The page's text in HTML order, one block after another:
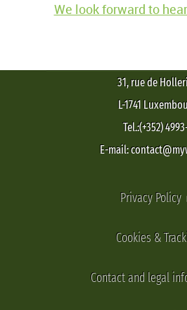
We look forward to
31, rue de
L-1741
Tel.:(+352)
E-mail:
Privacy Policy
Cookies &
Contact and legal